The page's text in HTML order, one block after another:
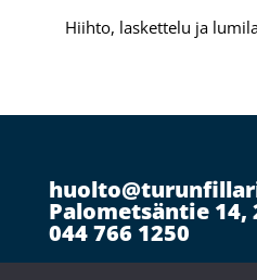
Hiihto, laskettelu ja
Palometsäntie 14,
044 766 1250